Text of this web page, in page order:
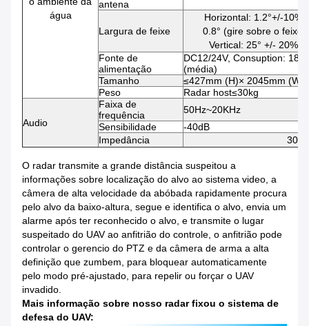
água
antena
Largura de feixe
Horizontal: 1.2°+/-10%
0.8° (gire sobre o feixe
Vertical: 25° +/- 20%
Fonte de
alimentação
DC12/24V, Consuption: 180
(média)
Tamanho
≤427mm (H)× 2045mm
Peso
Radar host≤30kg
Audio
Faixa de
frequência
50Hz~20KHz
Sensibilidade
-40dB
Impedância
O radar transmite a grande distância suspeitou a
informações sobre localização do alvo ao sistema video, a
câmera de alta velocidade da abóbada rapidamente procura
pelo alvo da baixo-altura, segue e identifica o alvo, envia um
alarme após ter reconhecido o alvo, e transmite o lugar
suspeitado do UAV ao anfitrião do controle, o anfitrião pode
controlar o gerencio do PTZ e da câmera de arma a alta
definição que zumbem, para bloquear automaticamente
pelo modo pré-ajustado, para repelir ou forçar o UAV
invadido.
Mais informação sobre nosso radar fixou o sistema de
defesa do UAV: